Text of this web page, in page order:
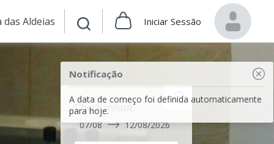
das Aldeias Iniciar Sessão
Notificação
A data de começo foi definida automaticamente
para hoje.
Check in/out
07/08 12/08/2026